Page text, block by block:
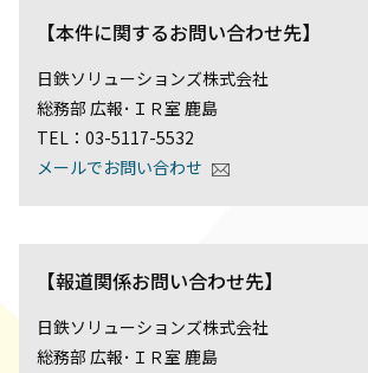
【本件に関するお問い合わせ先】
日鉄ソリューションズ株式会社
総務部 広報･ＩＲ室 鹿島
TEL：03-5117-5532
メールでお問い合わせ
【報道関係お問い合わせ先】
日鉄ソリューションズ株式会社
総務部 広報･ＩＲ室 鹿島